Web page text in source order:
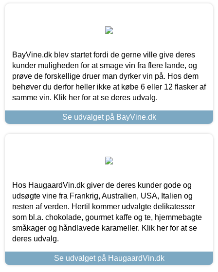
BayVine.dk blev startet fordi de gerne ville give deres
kunder muligheden for at smage vin fra flere lande, og
prøve de forskellige druer man dyrker vin på. Hos dem
behøver du derfor heller ikke at købe 6 eller 12 flasker af
samme vin. Klik her for at se deres udvalg.
Se udvalget på BayVine.dk
Hos HaugaardVin.dk giver de deres kunder gode og
udsøgte vine fra Frankrig, Australien, USA, Italien og
resten af verden. Hertil kommer udvalgte delikatesser
som bl.a. chokolade, gourmet kaffe og te, hjemmebagte
småkager og håndlavede karameller. Klik her for at se
deres udvalg.
Se udvalget på HaugaardVin.dk